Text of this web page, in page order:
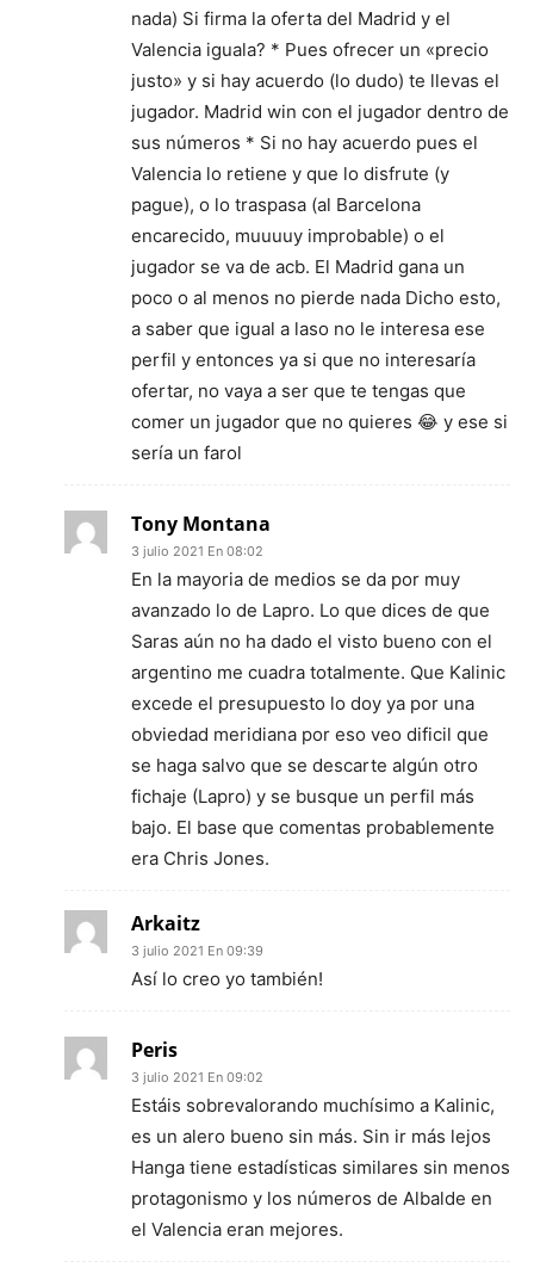
nada) Si firma la oferta del Madrid y el
Valencia iguala? * Pues ofrecer un «precio
justo» y si hay acuerdo (lo dudo) te llevas el
jugador. Madrid win con el jugador dentro de
sus números * Si no hay acuerdo pues el
Valencia lo retiene y que lo disfrute (y
pague), o lo traspasa (al Barcelona
encarecido, muuuuy improbable) o el
jugador se va de acb. El Madrid gana un
poco o al menos no pierde nada Dicho esto,
a saber que igual a laso no le interesa ese
perfil y entonces ya si que no interesaría
ofertar, no vaya a ser que te tengas que
comer un jugador que no quieres 😂 y ese si
sería un farol
Tony Montana
3 julio 2021 En 08:02
En la mayoria de medios se da por muy
avanzado lo de Lapro. Lo que dices de que
Saras aún no ha dado el visto bueno con el
argentino me cuadra totalmente. Que Kalinic
excede el presupuesto lo doy ya por una
obviedad meridiana por eso veo dificil que
se haga salvo que se descarte algún otro
fichaje (Lapro) y se busque un perfil más
bajo. El base que comentas probablemente
era Chris Jones.
Arkaitz
3 julio 2021 En 09:39
Así lo creo yo también!
Peris
3 julio 2021 En 09:02
Estáis sobrevalorando muchísimo a Kalinic,
es un alero bueno sin más. Sin ir más lejos
Hanga tiene estadísticas similares sin menos
protagonismo y los números de Albalde en
el Valencia eran mejores.